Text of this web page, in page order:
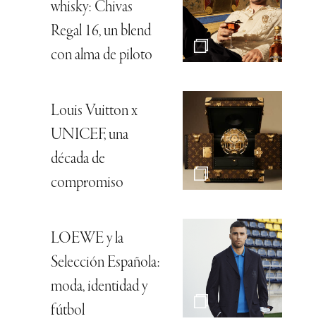
whisky: Chivas
Regal 16, un blend
con alma de piloto
Louis Vuitton x
UNICEF, una
década de
compromiso
LOEWE y la
Selección Española:
moda, identidad y
fútbol